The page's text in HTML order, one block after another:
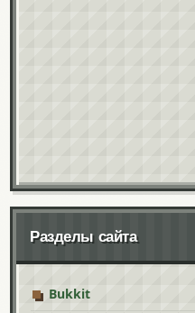
Разделы сайта
Bukkit